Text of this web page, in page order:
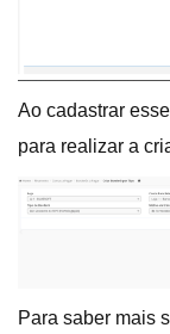
Ao cadastrar
para realizar a
Para saber mais